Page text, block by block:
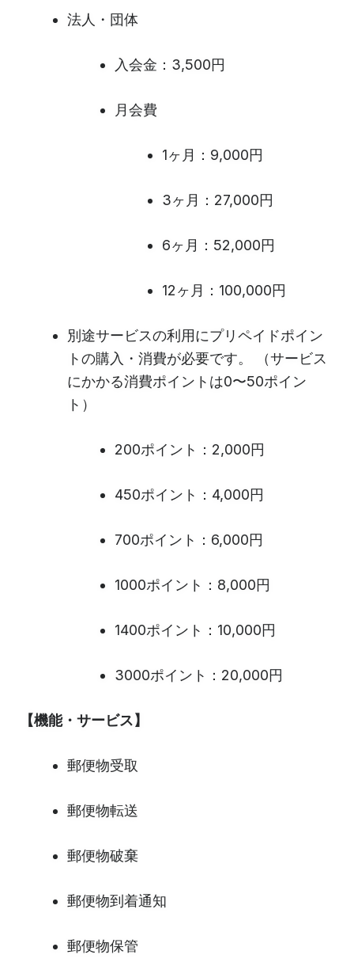
法人・団体
入会金：3,500円
月会費
1ヶ月：9,000円
3ヶ月：27,000円
6ヶ月：52,000円
12ヶ月：100,000円
別途サービスの利用にプリペイドポイン
トの購入・消費が必要です。 （サービス
にかかる消費ポイントは0〜50ポイン
ト）
200ポイント：2,000円
450ポイント：4,000円
700ポイント：6,000円
1000ポイント：8,000円
1400ポイント：10,000円
3000ポイント：20,000円
【機能・サービス】
郵便物受取
郵便物転送
郵便物破棄
郵便物到着通知
郵便物保管